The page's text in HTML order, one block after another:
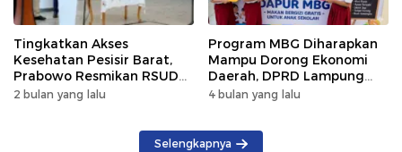
Tingkatkan Akses
Kesehatan Pesisir Barat,
Prabowo Resmikan RSUD
KH Muhammad Thohir
2 bulan yang lalu
Program MBG Diharapkan
Mampu Dorong Ekonomi
Daerah, DPRD Lampung
Tekankan Pemanfaatan
4 bulan yang lalu
Selengkapnya